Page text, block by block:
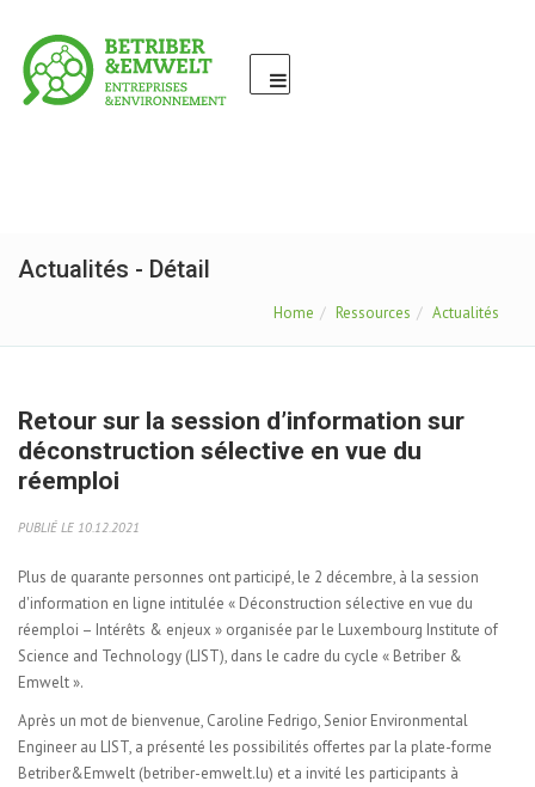
Actualités - Détail
Home Ressources Actualités
Retour sur la session d’information sur
déconstruction sélective en vue du
réemploi
PUBLIÉ LE 10.12.2021
Plus de quarante personnes ont participé, le 2 décembre, à la session
d'information en ligne intitulée « Déconstruction sélective en vue du
réemploi – Intérêts & enjeux » organisée par le Luxembourg Institute of
Science and Technology (LIST), dans le cadre du cycle « Betriber &
Emwelt ».
Après un mot de bienvenue, Caroline Fedrigo, Senior Environmental
Engineer au LIST, a présenté les possibilités offertes par la plate-forme
Betriber&Emwelt (betriber-emwelt.lu) et a invité les participants à